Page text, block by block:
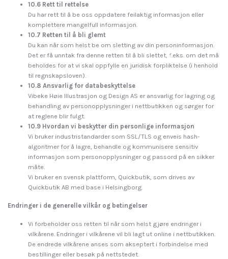
10.6 Rett til rettelse
Du har rett til å be oss oppdatere feilaktig informasjon eller
komplettere mangelfull informasjon.
10.7 Retten til å bli glemt
Du kan når som helst be om sletting av din personinformasjon.
Det er få unntak fra denne retten til å bli slettet, f.eks. om det må
beholdes for at vi skal oppfylle en juridisk forpliktelse (i henhold
til regnskapsloven).
10.8 Ansvarlig for databeskyttelse
Vibeke Høie Illustrasjon og Design AS er ansvarlig for lagring og
behandling av personopplysninger i nettbutikken og sørger for
at reglene blir fulgt.
10.9 Hvordan vi beskytter din personlige informasjon
Vi bruker industristandarder som SSL/TLS og enveis hash-
algoritmer for å lagre, behandle og kommunisere sensitiv
informasjon som personopplysninger og passord på en sikker
måte.
Vi bruker en svensk plattform, Quickbutik, som drives av
Quickbutik AB med base i Helsingborg.
Endringer i de generelle vilkår og betingelser
Vi forbeholder oss retten til når som helst gjøre endringer i
vilkårene. Endringer i vilkårene vil bli lagt ut online i nettbutikken.
De endrede vilkårene anses som akseptert i forbindelse med
bestillinger eller besøk på nettstedet.